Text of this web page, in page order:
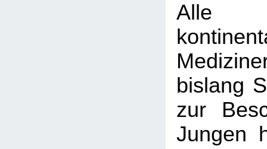
Alle
bislang
zur
Jungen